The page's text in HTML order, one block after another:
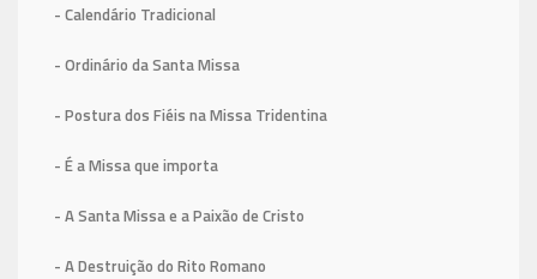
- Calendário Tradicional
- Ordinário da Santa Missa
- Postura dos Fiéis na Missa Tridentina
- É a Missa que importa
- A Santa Missa e a Paixão de Cristo
- A Destruição do Rito Romano